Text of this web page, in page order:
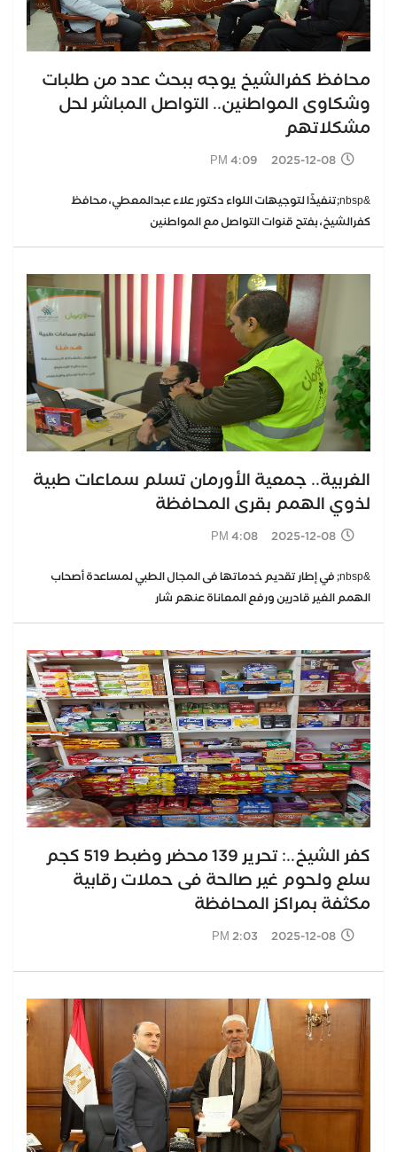
محافظ كفرالشيخ يوجه ببحث عدد من طلبات
وشكاوى المواطنين.. التواصل المباشر لحل
مشكلاتهم
2025-12-08 4:09 PM
&nbsp;تنفيذًا لتوجيهات اللواء دكتور علاء عبدالمعطي، محافظ
كفرالشيخ، بفتح قنوات التواصل مع المواطنين
الغربية.. جمعية الأورمان تسلم سماعات طبية
لذوي الهمم بقرى المحافظة
2025-12-08 4:08 PM
&nbsp; في إطار تقديم خدماتها فى المجال الطبي لمساعدة أصحاب
الهمم الغير قادرين ورفع المعاناة عنهم شار
كفر الشيخ..: تحرير 139 محضر وضبط 519 كجم
سلع ولحوم غير صالحة فى حملات رقابية
مكثفة بمراكز المحافظة
2025-12-08 2:03 PM